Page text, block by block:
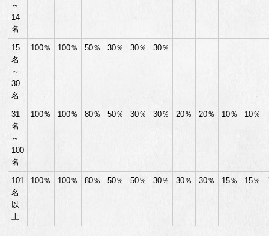
～
14
名
15
名
～
30
名
100％ 100％ 50％ 30％ 30％ 30％
31
名
～
100
名
100％ 100％ 80％ 50％ 30％ 30％ 20％ 20％ 10％ 10％
101
名
以
上
100％ 100％ 80％ 50％ 50％ 30％ 30％ 30％ 15％ 15％